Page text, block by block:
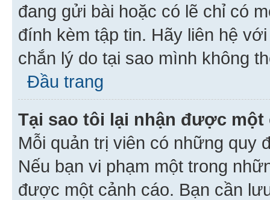
đang gửi bài hoặc có lẽ chỉ có
đính kèm tập tin. Hãy liên hệ
chắn lý do tại sao mình không
Đầu trang
Tại sao tôi lại nhận được một
Mỗi quản trị viên có những quy
Nếu bạn vi phạm một trong
được một cảnh cáo. Bạn cần